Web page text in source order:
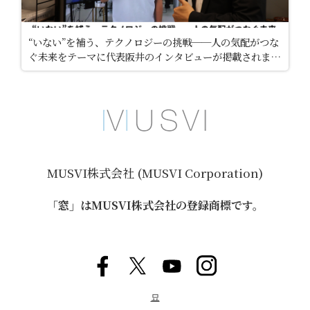
“いない”を補う、テクノロジーの挑戦──人の気配がつな
ぐ未来をテーマに代表阪井のインタビューが掲載されまし
た。
MUSVI株式会社 (MUSVI Corporation)
「窓」はMUSVI株式会社の登録商標です。
묘